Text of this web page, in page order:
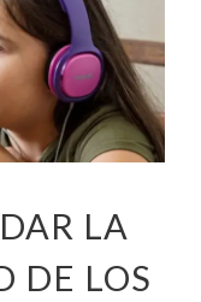
LA
DE LOS